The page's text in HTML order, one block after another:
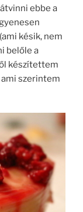
ebbe a
késik, nem
belőle a
készítettem
szerintem